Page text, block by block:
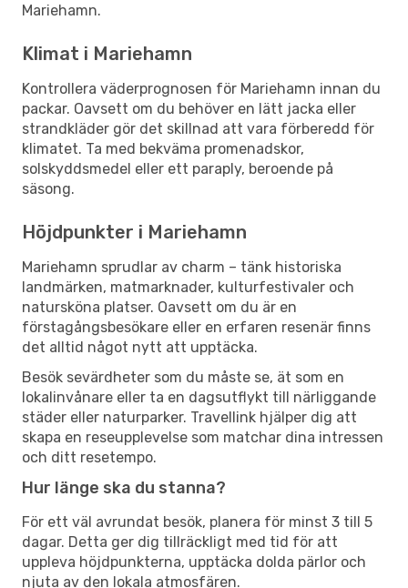
Mariehamn.
Klimat i Mariehamn
Kontrollera väderprognosen för Mariehamn innan du
packar. Oavsett om du behöver en lätt jacka eller
strandkläder gör det skillnad att vara förberedd för
klimatet. Ta med bekväma promenadskor,
solskyddsmedel eller ett paraply, beroende på
säsong.
Höjdpunkter i Mariehamn
Mariehamn sprudlar av charm – tänk historiska
landmärken, matmarknader, kulturfestivaler och
natursköna platser. Oavsett om du är en
förstagångsbesökare eller en erfaren resenär finns
det alltid något nytt att upptäcka.
Besök sevärdheter som du måste se, ät som en
lokalinvånare eller ta en dagsutflykt till närliggande
städer eller naturparker. Travellink hjälper dig att
skapa en reseupplevelse som matchar dina intressen
och ditt resetempo.
Hur länge ska du stanna?
För ett väl avrundat besök, planera för minst 3 till 5
dagar. Detta ger dig tillräckligt med tid för att
uppleva höjdpunkterna, upptäcka dolda pärlor och
njuta av den lokala atmosfären.